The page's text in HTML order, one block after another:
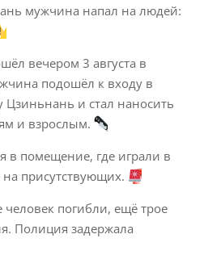
мужчина напал на людей:
вечером 3 августа в
подошёл к входу в
и стал наносить
и взрослым.
в помещение, где играли в
присутствующих.
человек погибли, ещё трое
Полиция задержала